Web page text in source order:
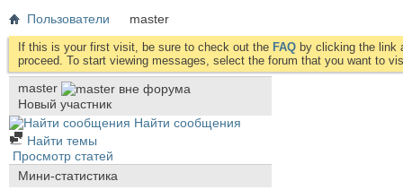
Пользователи master
If this is your first visit, be sure to check out the FAQ by clicking the link
proceed. To start viewing messages, select the forum that you want to
master
Новый участник
Найти сообщения
Найти темы
Просмотр статей
Мини-статистика